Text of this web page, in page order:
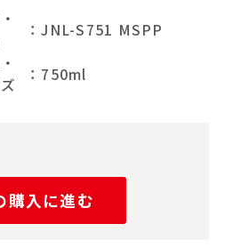
：JNL-S751 MSPP
：750ml
購入に進む